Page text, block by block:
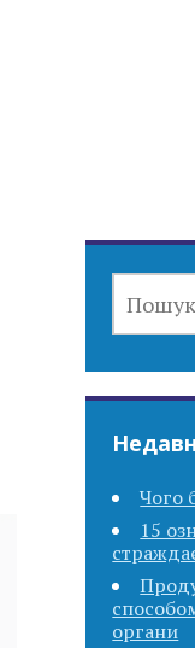
Чого
15
органи